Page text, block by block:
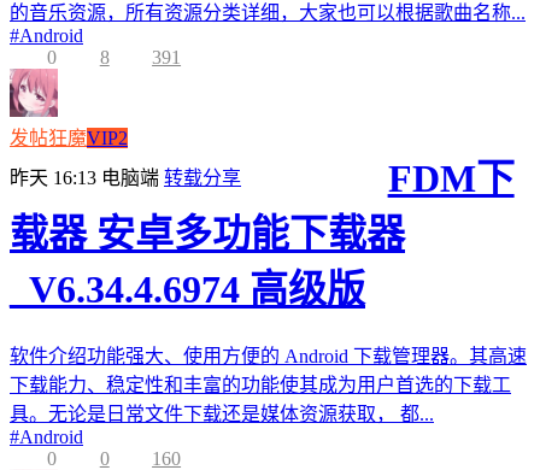
的音乐资源，所有资源分类详细，大家也可以根据歌曲名称...
#Android
0
8 391
发帖狂魔VIP2
昨天 16:13 电脑端 转载分享
FDM下
载器 安卓多功能下载器
_V6.34.4.6974 高级版
软件介绍功能强大、使用方便的 Android 下载管理器。其高速
下载能力、稳定性和丰富的功能使其成为用户首选的下载工
具。无论是日常文件下载还是媒体资源获取， 都...
#Android
0
0 160